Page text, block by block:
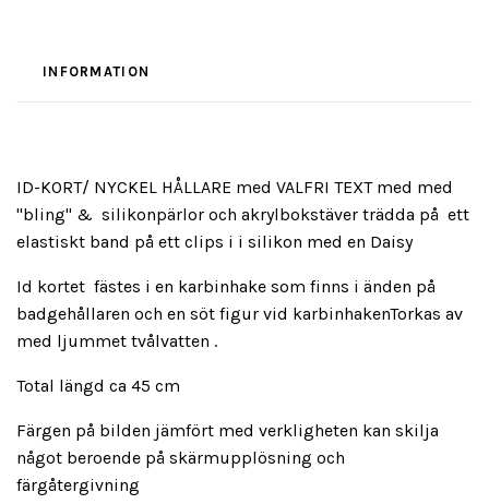
INFORMATION
ID-KORT/ NYCKEL HÅLLARE med VALFRI TEXT med med
"bling" & silikonpärlor och akrylbokstäver trädda på ett
elastiskt band på ett clips i i silikon med en Daisy
Id kortet fästes i en karbinhake som finns i änden på
badgehållaren och en söt figur vid karbinhakenTorkas av
med ljummet tvålvatten .
Total längd ca 45 cm
Färgen på bilden jämfört med verkligheten kan skilja
något beroende på skärmupplösning och
färgåtergivning